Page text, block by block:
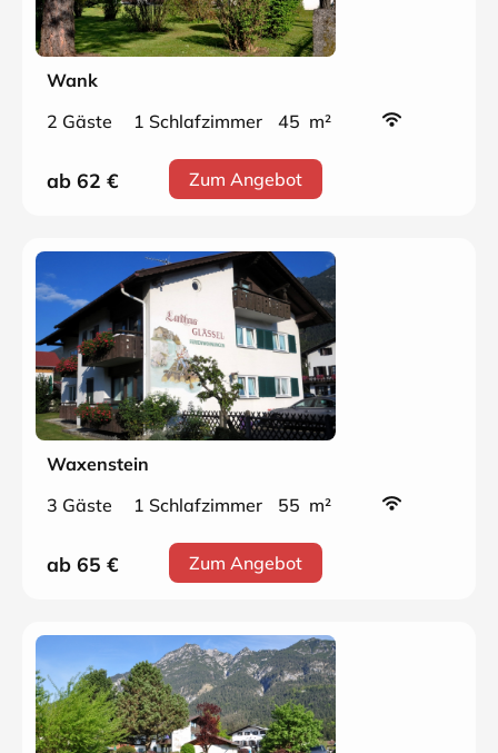
Wank
2 Gäste
1 Schlafzimmer 45 m²
ab 62 € Zum Angebot
Waxenstein
3 Gäste
1 Schlafzimmer 55 m²
ab 65 € Zum Angebot